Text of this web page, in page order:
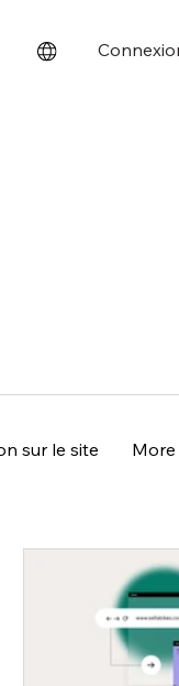
sur le site More